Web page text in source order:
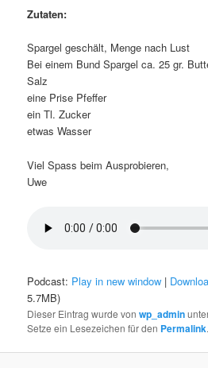
Zutaten:
Spargel geschält, Menge nach Lust
Bei einem Bund Spargel ca. 25 gr.
Salz
eine Prise Pfeffer
ein Tl. Zucker
etwas Wasser
Viel Spass beim Ausprobieren,
Uwe
Podcast: Play in new window |
5.7MB)
Dieser Eintrag wurde vonwp_admin
Setze ein Lesezeichen für den Permalink.